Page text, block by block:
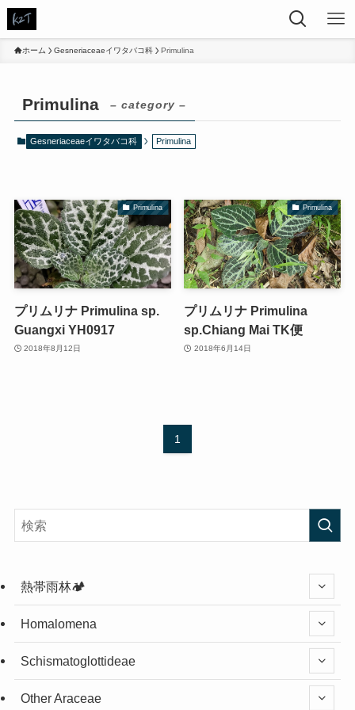
ホーム Gesneriaceaeイワタバコ科 Primulina
Primulina – category –
Gesneriaceaeイワタバコ科 Primulina
Primulina
プリムリナ Primulina sp.
Guangxi YH0917
2018年8月12日
Primulina
プリムリナ Primulina
sp.Chiang Mai TK便
2018年6月14日
1
熱帯雨林🏕️
Homalomena
Schismatoglottideae
Other Araceae